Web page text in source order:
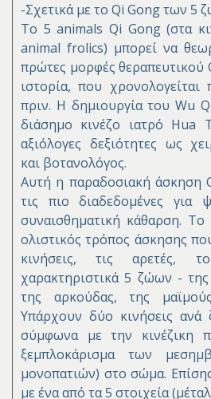
-Σχετικά με το Qi Gong των 5
Το 5 animals Qi Gong (στα
animal frolics) μπορεί να
πρώτες μορφές θεραπευτικού
ιστορία, που
πριν. Η δημιουργία του Wu
διάσημο κινέζο ιατρό Hua
αξιόλογες δεξιότητες ως
και βοτανολόγος.
Αυτή η παραδοσιακή άσκηση
τις πιο διαδεδομένες για
συναισθηματική κάθαρση. Το
ολιστικός τρόπος άσκησης
κινήσεις, τις αρετές,
χαρακτηριστικά 5 ζώων -
της αρκούδας, της
Υπάρχουν δύο κινήσεις ανά
σύμφωνα με την κινέζικη
ξεμπλοκάρισμα των
μονοπατιών) στο σώμα.
με ένα από τα 5 στοιχεία